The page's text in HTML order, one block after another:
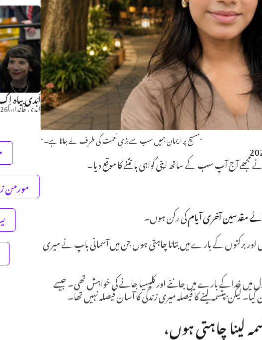
"مسیح پر ایمان ہمیں سب سے بڑی نعمت کی طرف لے جاتا ہے۔"
آج آپ سب کے ساتھ اپنی گواہی بانٹنے کا موقع دیا۔
مقدسین آخریآ یامکی رکن ہوں۔
برکتوں کے بارے میں بتانا چاہتی ہوں جن میں آسمانی باپ نے میری
خدا کے بارے میں جاننے اور کلیسیا جانے کی خواہش تھی۔ جیسے
لیکن بپتسمہ لینے کا فیصلہ میری زندگی کا آسان فیصلہ نہیں تھا۔
لینا چاہتی ہوں،
اَبَدی بیاہ
ابدی خاندان
مورمن